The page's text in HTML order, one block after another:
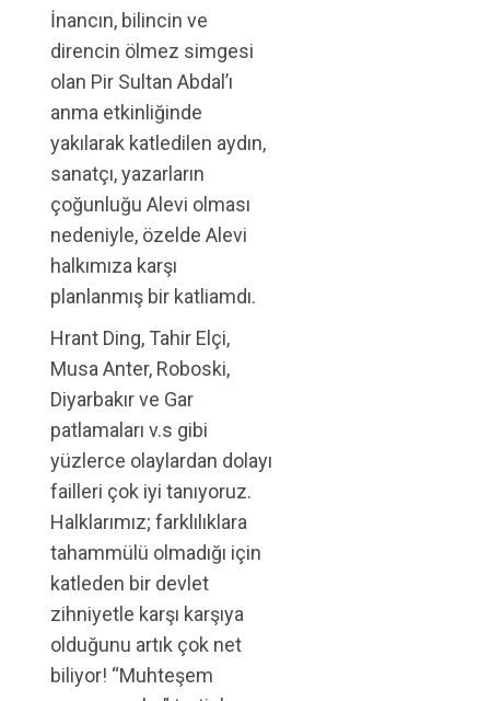
İnancın, bilincin ve
direncin ölmez simgesi
olan Pir Sultan Abdal’ı
anma etkinliğinde
yakılarak katledilen aydın,
sanatçı, yazarların
çoğunluğu Alevi olması
nedeniyle, özelde Alevi
halkımıza karşı
planlanmış bir katliamdı.
Hrant Ding, Tahir Elçi,
Musa Anter, Roboski,
Diyarbakır ve Gar
patlamaları v.s gibi
yüzlerce olaylardan dolayı
failleri çok iyi tanıyoruz.
Halklarımız; farklılıklara
tahammülü olmadığı için
katleden bir devlet
zihniyetle karşı karşıya
olduğunu artık çok net
biliyor! “Muhteşem